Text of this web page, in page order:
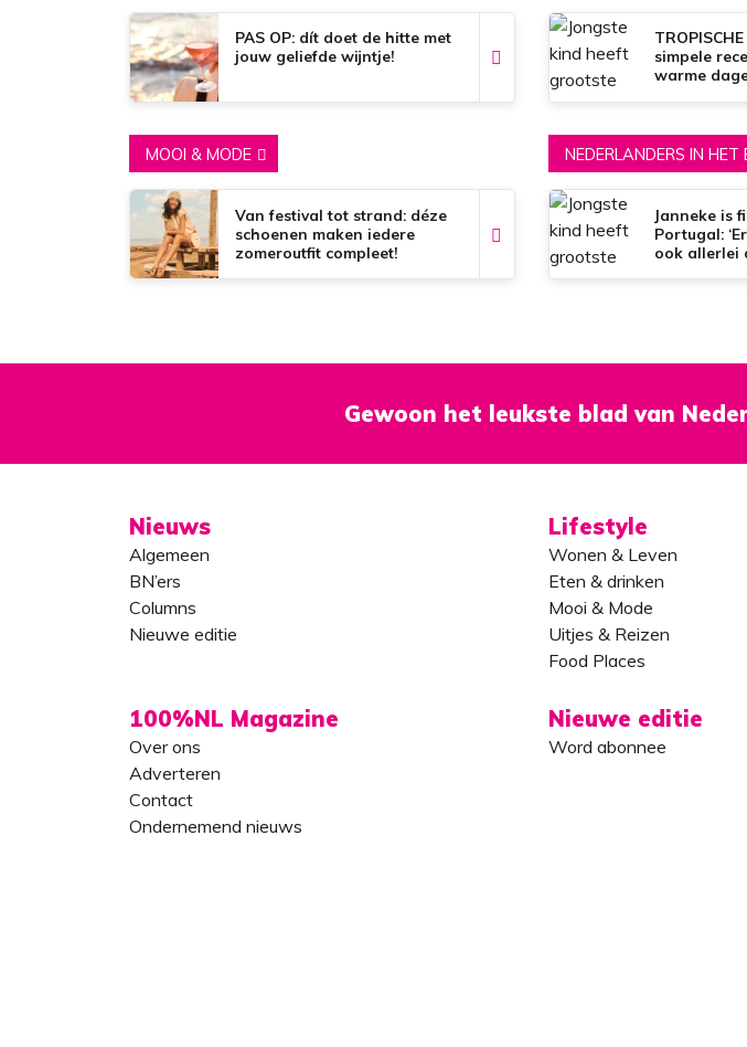
PAS OP: dít doet de hitte met
jouw geliefde wijntje!
simpele
warme
MOOI & MODE
Van festival tot strand: déze
schoenen maken iedere
zomeroutfit compleet!
NEDERLANDERS IN HET
Janneke is
Portugal:
ook allerlei
Gewoon het leukste blad van
Nieuws
Algemeen
BN’ers
Columns
Nieuwe editie
Lifestyle
Wonen & Leven
Eten & drinken
Mooi & Mode
Uitjes & Reizen
Food Places
100%NL Magazine
Over ons
Adverteren
Contact
Ondernemend nieuws
Nieuwe editie
Word abonnee